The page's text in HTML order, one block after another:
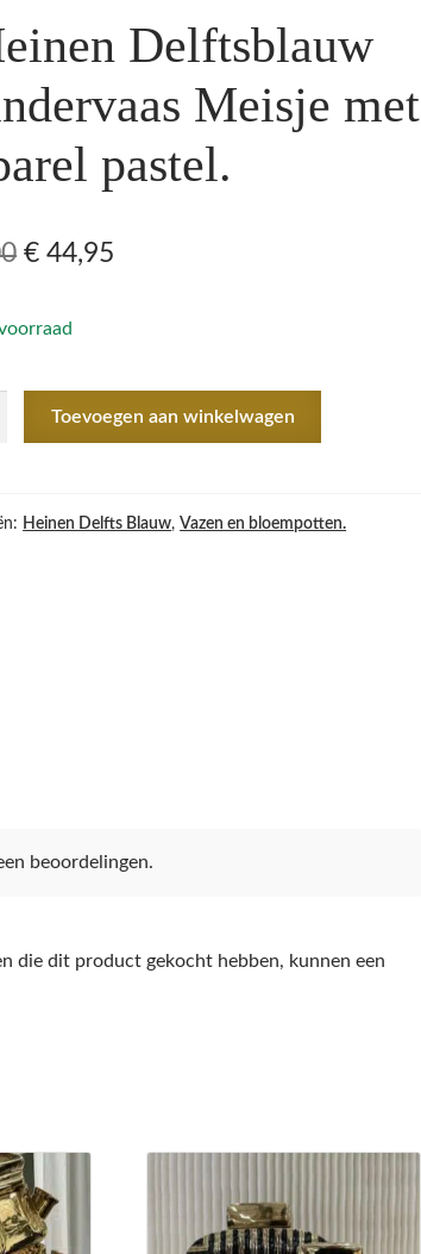
Delftsblauw
Meisje met
pastel.
Oorspronkelijke
was:
€ 44,95
Toevoegen aan winkelwagen
Heinen Delfts Blauw, Vazen en bloempotten.
beoordelingen.
die dit product gekocht hebben, kunnen een